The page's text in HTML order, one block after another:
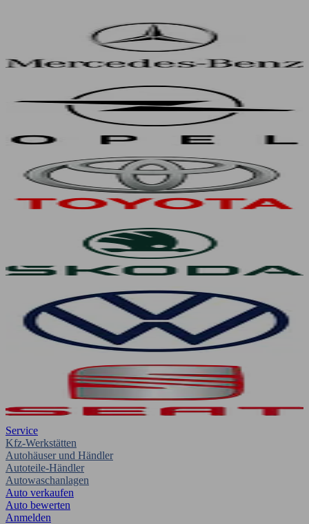
Service
Kfz-Werkstätten
Autohäuser und Händler
Autoteile-Händler
Autowaschanlagen
Auto verkaufen
Auto bewerten
Anmelden